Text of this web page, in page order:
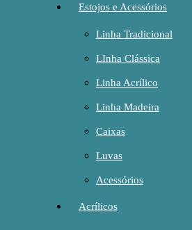
Estojos e Acessórios
Linha Tradicional
LInha Clássica
Linha Acrílico
Linha Madeira
Caixas
Luvas
Acessórios
Acrílicos